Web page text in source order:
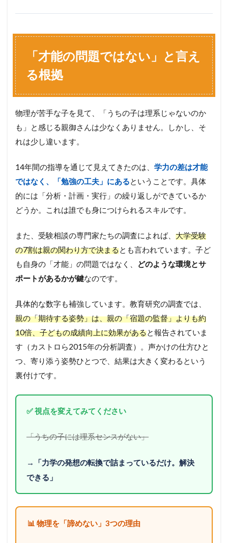
「才能の問題ではない」と言え
る根拠
物理が苦手な子を見て、「うちの子は理系じゃないのか
も」と感じる親御さんは少なくありません。しかし、そ
れは少し違います。
14年間の指導を通じて見えてきたのは、 学力の差は才能
ではなく、「勉強の工夫」にあるということです。具体
的には「分析・計画・実行」の繰り返しができているか
どうか。これは誰でも身につけられるスキルです。
また、受験相談の専門家たちの調査によれば、 大学受験
の7割は親の関わり方で決まるとも言われています。子ど
も自身の「才能」の問題ではなく、
どのような環境とサ
ポートがあるかが鍵なのです。
具体的な数字も補強しています。教育研究の調査では、
親の「期待する姿勢」は、親の「宿題の監督」よりも約
10倍、子どもの成績向上に効果があると報告されていま
す（カストロら2015年の分析調査）。声かけの仕方ひと
つ、寄り添う姿勢ひとつで、結果は大きく変わるという
裏付けです。
✅ 視点を変えてみてください
「うちの子には理系センスがない」
→「力学の発想の転換で詰まっているだけ。解決
できる」
📊 物理を「諦めない」3つの理由